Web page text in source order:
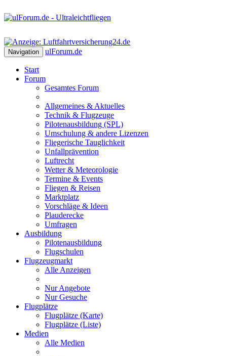
Navigation ulForum.de
Start
Forum
Gesamtes Forum
Allgemeines & Aktuelles
Technik & Flugzeuge
Pilotenausbildung (SPL)
Umschulung & andere Lizenzen
Fliegerische Tauglichkeit
Unfallprävention
Luftrecht
Wetter & Meteorologie
Termine & Events
Fliegen & Reisen
Marktplatz
Vorschläge & Ideen
Plauderecke
Umfragen
Ausbildung
Pilotenausbildung
Flugschulen
Flugzeugmarkt
Alle Anzeigen
Nur Angebote
Nur Gesuche
Flugplätze
Flugplätze (Karte)
Flugplätze (Liste)
Medien
Alle Medien